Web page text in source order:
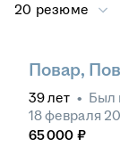
20 резюме
Повар,
39лет • Был
18 февраля
65 000 ₽